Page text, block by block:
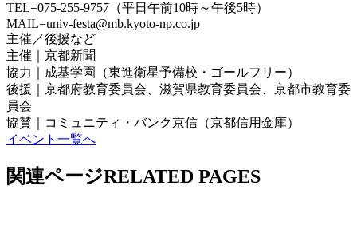
TEL=075-255-9757（平日午前10時～午後5時）
MAIL=univ-festa@mb.kyoto-np.co.jp
主催／後援など
主催｜京都新聞
協力｜成基学園（東進衛星予備校・ゴールフリー）
後援｜京都府教育委員会、滋賀県教育委員会、京都市教育委
員会
協賛｜コミュニティ・バンク京信（京都信用金庫）
イベント一覧へ
関連ページRELATED PAGES